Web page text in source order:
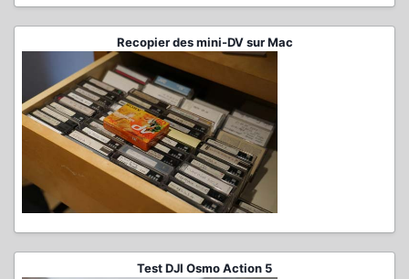
Recopier des mini-DV sur Mac
Test DJI Osmo Action 5